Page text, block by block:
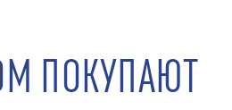
ПОКУПАЮТ